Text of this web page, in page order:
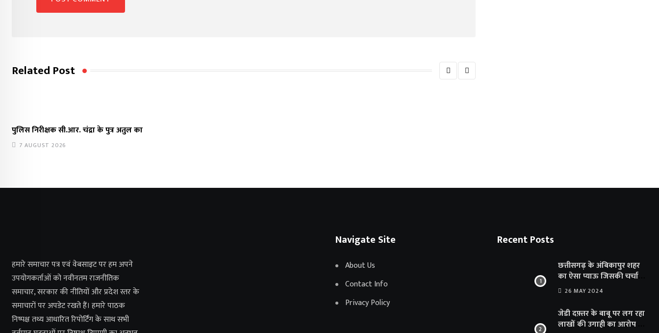
Related Post
पुलिस निरीक्षक सी.आर. चंद्रा के पुत्र अतुल का
7 AUGUST 2026
हमारे समाचार पत्र एवं वेबसाइट पर हम अपने
उपयोगकर्ताओं को नवीनतम राजनीतिक
समाचार, सरकार की नीतियों और प्रदेश स्तर के
समाचारों पर अपडेट रखते हैं। हमारे पाठक
निष्पक्ष तथ्य आधारित रिपोर्टिंग के साथ सभी
Navigate Site
About Us
Contact Info
Privacy Policy
Recent Posts
छत्तीसगढ़ के अंबिकापुर शहर
का ऐसा प्याऊ जिसकी चर्चा
दूर-दूर तक… सात समुंदर पार
26 MAY 2024
जेडी दफ़्तर के बाबू पर लग रहा
लाखों की उगाही का आरोप …